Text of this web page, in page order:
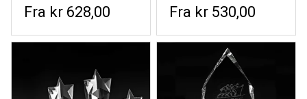
kr 628,00 kr 530,00